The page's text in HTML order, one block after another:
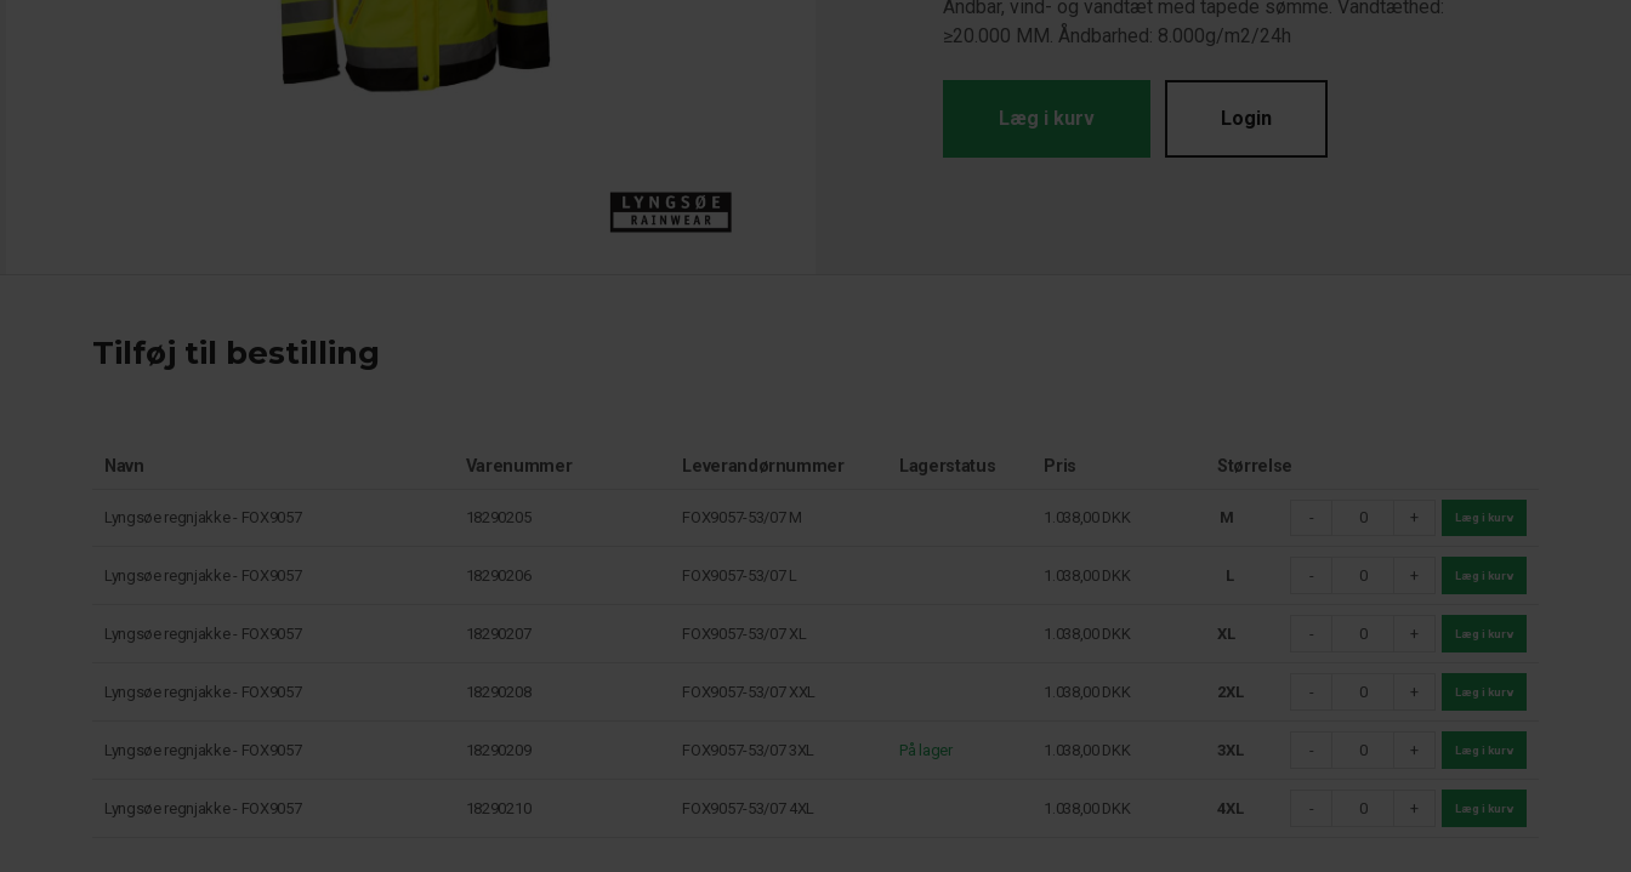
Åndbar, vind- og vandtæt med tapede sømme. Vandtæthed:
≥20.000 MM. Åndbarhed: 8.000g/m2/24h
Læg i kurv Login
Tilføj til bestilling
Navn Varenummer Leverandørnummer Lagerstatus Pris Størrelse
Lyngsøe regnjakke - FOX9057 18290205 FOX9057-53/07 M 1.038,00 DKK M - + Læg i kurv
Lyngsøe regnjakke - FOX9057 18290206 FOX9057-53/07 L 1.038,00 DKK L - + Læg i kurv
Lyngsøe regnjakke - FOX9057 18290207 FOX9057-53/07 XL 1.038,00 DKK XL - + Læg i kurv
Lyngsøe regnjakke - FOX9057 18290208 FOX9057-53/07 XXL 1.038,00 DKK 2XL - + Læg i kurv
Lyngsøe regnjakke - FOX9057 18290209 FOX9057-53/07 3XL På lager 1.038,00 DKK 3XL - + Læg i kurv
Lyngsøe regnjakke - FOX9057 18290210 FOX9057-53/07 4XL 1.038,00 DKK 4XL - + Læg i kurv